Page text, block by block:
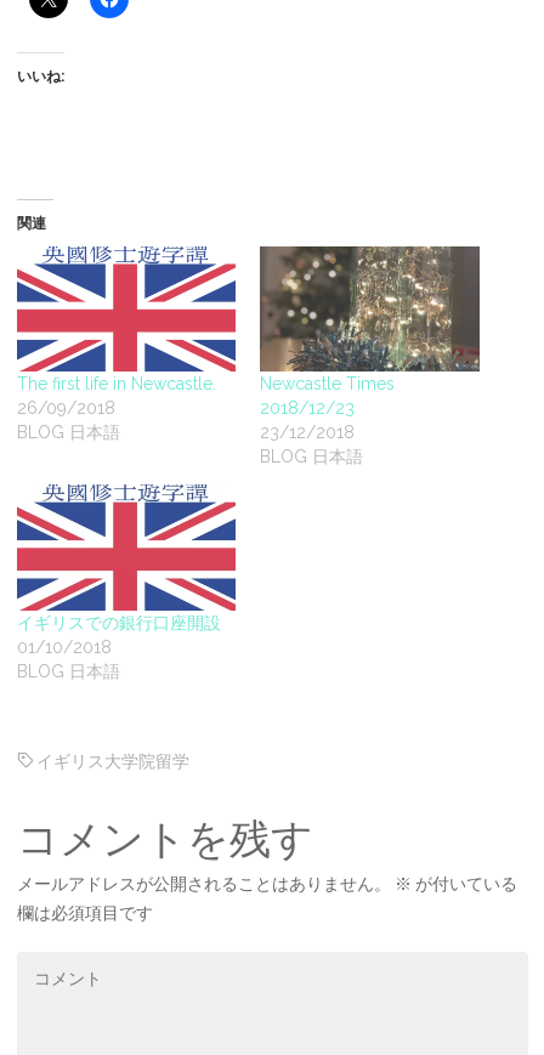
いいね:
関連
The first life in Newcastle.
26/09/2018
BLOG 日本語
Newcastle Times
2018/12/23
23/12/2018
BLOG 日本語
イギリスでの銀行口座開設
01/10/2018
BLOG 日本語
イギリス大学院留学
コメントを残す
メールアドレスが公開されることはありません。 ※ が付いている
欄は必須項目です